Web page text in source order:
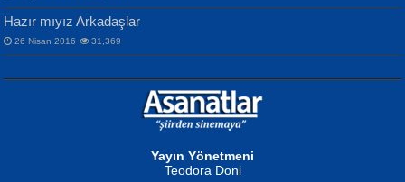
NURAN KÖSE BAYDAR
Ben Deniz Değilim ki...
Hazır mıyız Arkadaşlar
26 Nisan 2016 31,369
Yayın Yönetmeni
Teodora Doni